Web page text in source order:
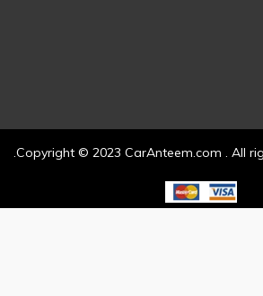
Copyright © 2023 CarAnteem.com . All